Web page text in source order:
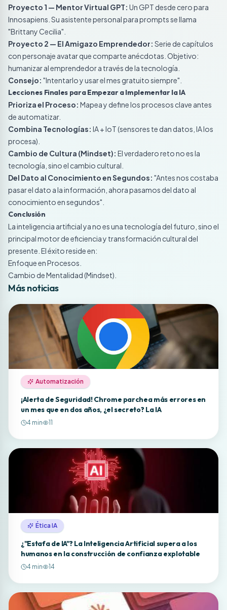
Proyecto 1 — Mentor Virtual GPT: Un GPT desde cero para
Innosapiens. Su asistente personal para prompts se llama
"Brittany Cecilia".
Proyecto 2 — El Amigazo Emprendedor: Serie de capítulos
con personaje avatar que comparte anécdotas. Objetivo:
humanizar al emprendedor a través de la tecnología.
Consejo: "Intentarlo y usar el mes gratuito siempre".
Lecciones Finales para Empezar a Implementar la IA
Prioriza el Proceso: Mapea y define los procesos clave antes
de automatizar.
Combina Tecnologías: IA + IoT (sensores te dan datos, IA los
procesa).
Cambio de Cultura (Mindset): El verdadero reto no es la
tecnología, sino el cambio cultural.
Del Dato al Conocimiento en Segundos: "Antes nos costaba
pasar el dato a la información, ahora pasamos del dato al
conocimiento en segundos".
Conclusión
La inteligencia artificial ya no es una tecnología del futuro, sino el
principal motor de eficiencia y transformación cultural del
presente. El éxito reside en:
Enfoque en Procesos.
Cambio de Mentalidad (Mindset).
Más noticias
Automatización
¡Alerta de Seguridad! Chrome parchea más errores en
un mes que en dos años, ¿el secreto? La IA
4 min 11
Ética IA
¿"Estafa de IA"? La Inteligencia Artificial supera a los
humanos en la construcción de confianza explotable
4 min 14